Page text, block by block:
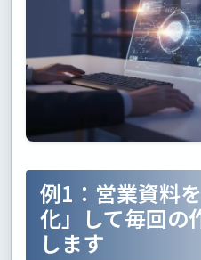
例1：営業資料
化」して毎回の
します